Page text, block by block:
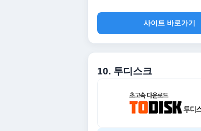
사이트 바로가기
10. 투디스크